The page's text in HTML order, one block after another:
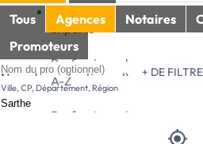
Tri
experts
Professionnel
A-Z
Professionnel
+ DE
Tous
Agences Notaires
Promoteurs
Nom du pro (optionnel)
Ville, CP, Département, Région